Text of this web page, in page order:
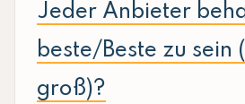
Jeder Anbieter
beste/Beste zu sein
groß)?